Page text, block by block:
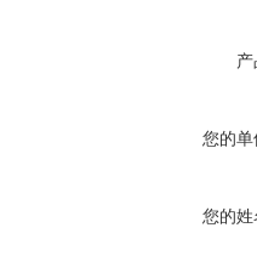
您的单
您的姓